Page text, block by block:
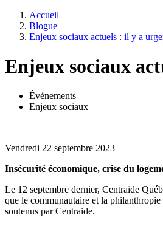
Accueil
Blogue
Enjeux sociaux actuels : il y a
Enjeux sociaux
Événements
Enjeux sociaux
Vendredi 22 septembre 2023
Insécurité économique, crise du
Le 12 septembre dernier, Centraide
que le communautaire et la philanthropie
soutenus par Centraide.